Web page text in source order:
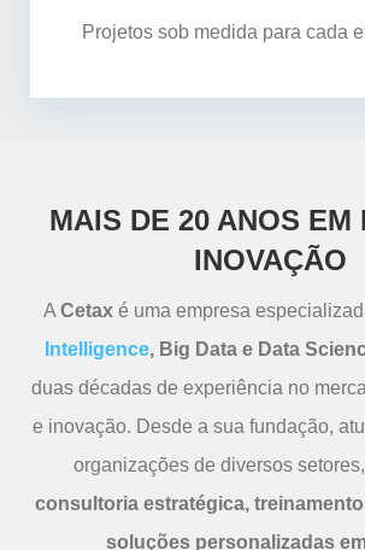
Projetos sob medida para cada
MAIS DE 20 ANOS EM
INOVAÇÃO
A Cetaxé uma empresa
Intelligence, Big Data e Data
duas décadas de experiência no
e inovação. Desde a sua fundação,
organizações de diversos
consultoria estratégica,
soluções personalizadas